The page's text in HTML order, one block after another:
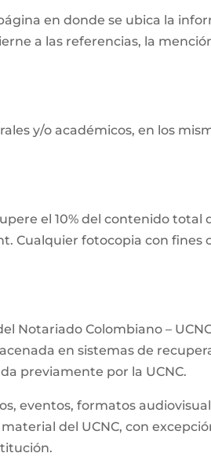
en donde se ubica la
a las referencias, la
y/o académicos, en los
el 10% del contenido total
Cualquier fotocopia con fines
Notariado Colombiano –
en sistemas de
previamente por la UCNC.
eventos, formatos
del UCNC, con